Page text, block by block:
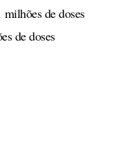
de doses
de doses